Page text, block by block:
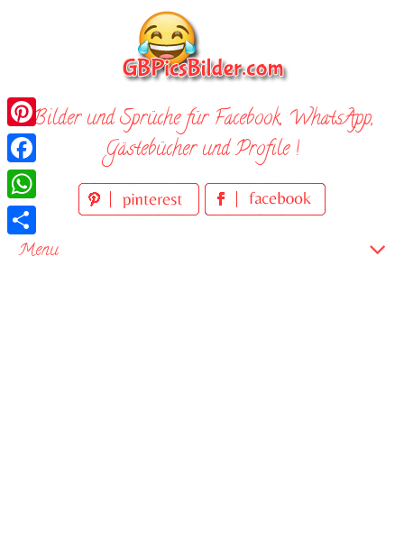
Bilder und Sprüche für Facebook, WhatsApp,
Gästebücher und Profile !
Menu
Pinterest
Facebook
WhatsApp
Teilen